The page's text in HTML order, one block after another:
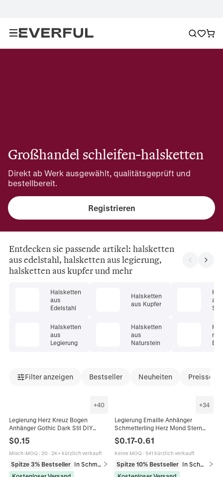
Großhandel schleifen-halsketten
Direkt ab Werk ausgewählt, qualitätsgeprüft und
bestellbereit.
Registrieren
Entdecken sie passende artikel: halsketten
aus edelstahl, halsketten aus legierung,
halsketten aus kupfer und mehr
Halsketten
aus
Edelstahl
Halsketten
aus
Legierung
Halsketten
aus Kupfer
Halsketten
aus
Naturstein
mit
Filter anzeigen Bestseller Neuheiten
+40
Legierung Herz Kreuz Bogen
Anhänger Gothic Dark Stil DIY
Schmuckherstellung Zubehör Für
Halskette Ohrringe Armband
$0.15
Misch-MOQ : 20 · 2K+ kürzlich verkauft
Spitze 3% Bestseller
In Schmuckanhänger
+34
Legierung Emaille Anhänger
Schmetterling Herz Mond Stern
Schleife Für DIY
Schmuckherstellung Halskette
Armband
$0.17-0.61
Keine MOQ · 541 kürzlich verkauft
Spitze 10% Bestseller
In Schmuckanhänger